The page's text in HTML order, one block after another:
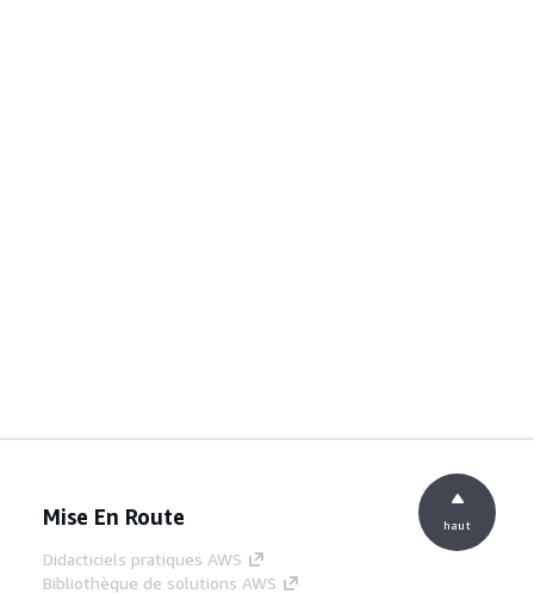
Mise En Route
Didacticiels pratiques AWS
Bibliothèque de solutions AWS
haut